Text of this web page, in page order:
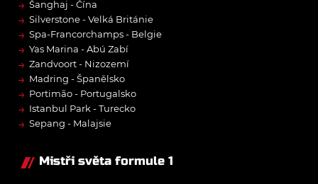
→ Šanghaj - Čína
→ Silverstone - Velká Británie
→ Spa-Francorchamps - Belgie
→ Yas Marina - Abú Zabí
→ Zandvoort - Nizozemí
→ Madring - Španělsko
→ Portimão - Portugalsko
→ Istanbul Park - Turecko
→ Sepang - Malajsie
Mistři světa formule 1